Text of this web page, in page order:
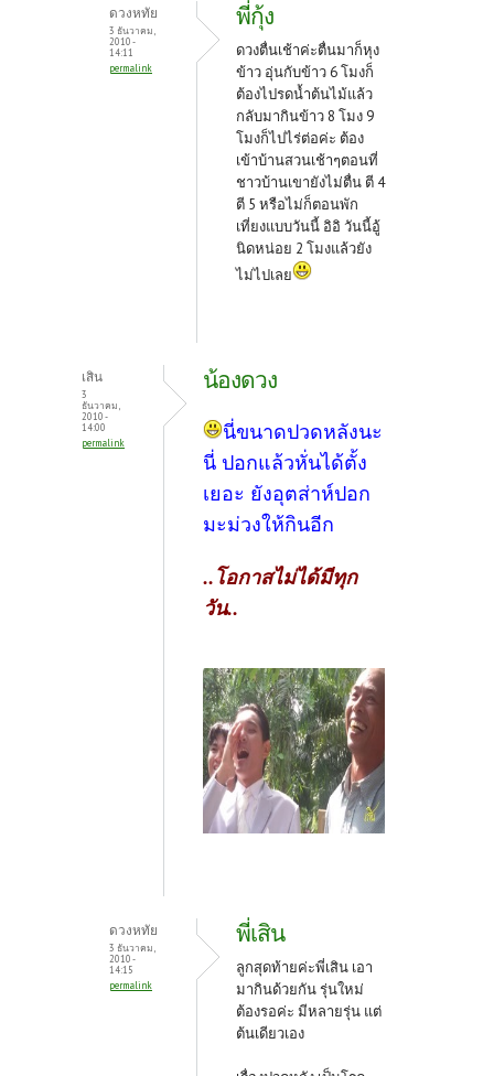
ดวงหทัย
3 ธันวาคม,
2010 -
14:11
permalink
พี่กุ้ง
ดวงตื่นเช้าค่ะตื่นมาก็หุง
ข้าว อุ่นกับข้าว 6 โมงก็
ต้องไปรดน้ำต้นไม้แล้ว
กลับมากินข้าว 8 โมง 9
โมงก็ไปไร่ต่อค่ะ ต้อง
เข้าบ้านสวนเช้าๆตอนที่
ชาวบ้านเขายังไม่ตื่น ตี 4
ตี 5 หรือไม่ก็ตอนพัก
เที่ยงแบบวันนี้ อิอิ วันนี้อู้
นิดหน่อย 2 โมงแล้วยัง
ไม่ไปเลย
เสิน
3
ธันวาคม,
2010 -
14:00
permalink
น้องดวง
นี่ขนาดปวดหลังนะ
นี่ ปอกแล้วหั่นได้ตั้ง
เยอะ ยังอุตส่าห์ปอก
มะม่วงให้กินอีก
..โอกาสไม่ได้มีทุก
วัน..
ดวงหทัย
3 ธันวาคม,
2010 -
14:15
permalink
พี่เสิน
ลูกสุดท้ายค่ะพี่เสิน เอา
มากินด้วยกัน รุ่นใหม่
ต้องรอค่ะ มีหลายรุ่น แต่
ต้นเดียวเอง